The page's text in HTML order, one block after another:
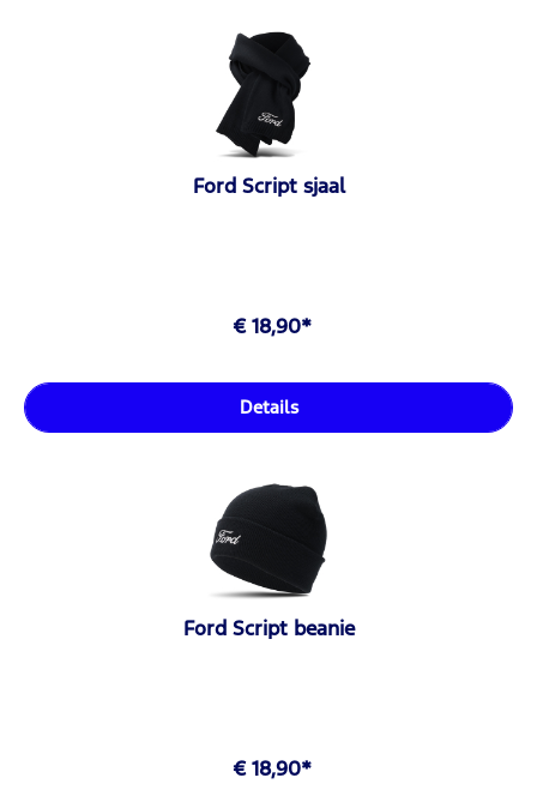
Ford Script sjaal
€ 18,90*
Details
Ford Script beanie
€ 18,90*